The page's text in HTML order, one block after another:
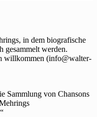
in dem biografische
gesammelt werden.
willkommen (info@walter-
Sammlung von Chansons